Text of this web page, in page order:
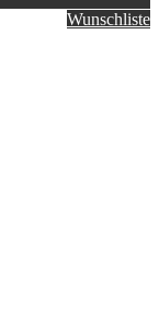
Wunschliste